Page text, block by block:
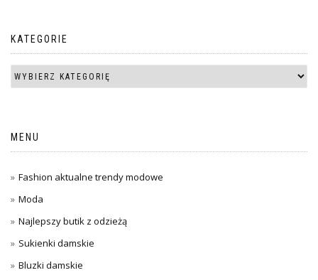
KATEGORIE
MENU
Fashion aktualne trendy modowe
Moda
Najlepszy butik z odzieżą
Sukienki damskie
Bluzki damskie